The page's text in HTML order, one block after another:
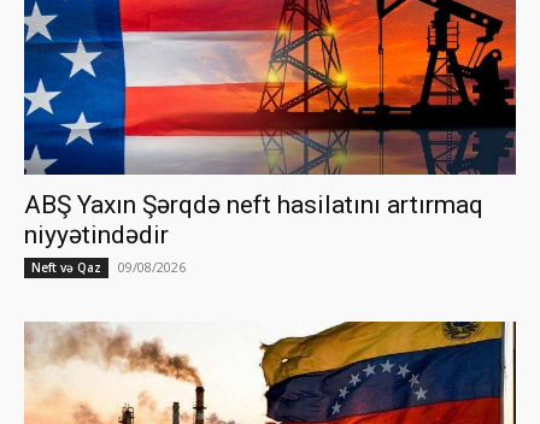
ABŞ Yaxın Şərqdə neft hasilatını artırmaq
niyyətindədir
Neft və Qaz 09/08/2026